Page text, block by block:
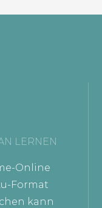
LERNEN
Online
Format
kann